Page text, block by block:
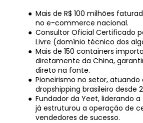
Mais de R$ 100 milhões
no e-commerce nacional.
Consultor Oficial Certificado
Livre (domínio técnico dos
Mais de 150 containers
diretamente da China,
direto na fonte.
Pioneirismo no setor,
dropshipping brasileiro desde
Fundador da Yeet, liderando
já estruturou a operação de
vendedores de sucesso.